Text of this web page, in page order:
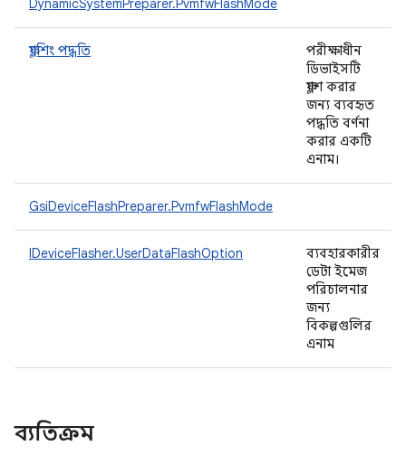
DynamicSystemPreparer.PvmfwFlashMode
ফ্ল্যাশিং পদ্ধতি
পরীক্ষাধীন
ডিভাইসটি
ফ্ল্যাশ করার
জন্য ব্যবহৃত
পদ্ধতি বর্ণনা
করার একটি
এনাম।
GsiDeviceFlashPreparer.PvmfwFlashMode
IDeviceFlasher.UserDataFlashOption
ব্যবহারকারীর
ডেটা ইমেজ
পরিচালনার
জন্য
বিকল্পগুলির
এনাম
ব্যতিক্রম